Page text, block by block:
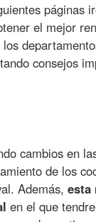
páginas
el mejor
consejos
cambios en
de los
Además, esta
en el que